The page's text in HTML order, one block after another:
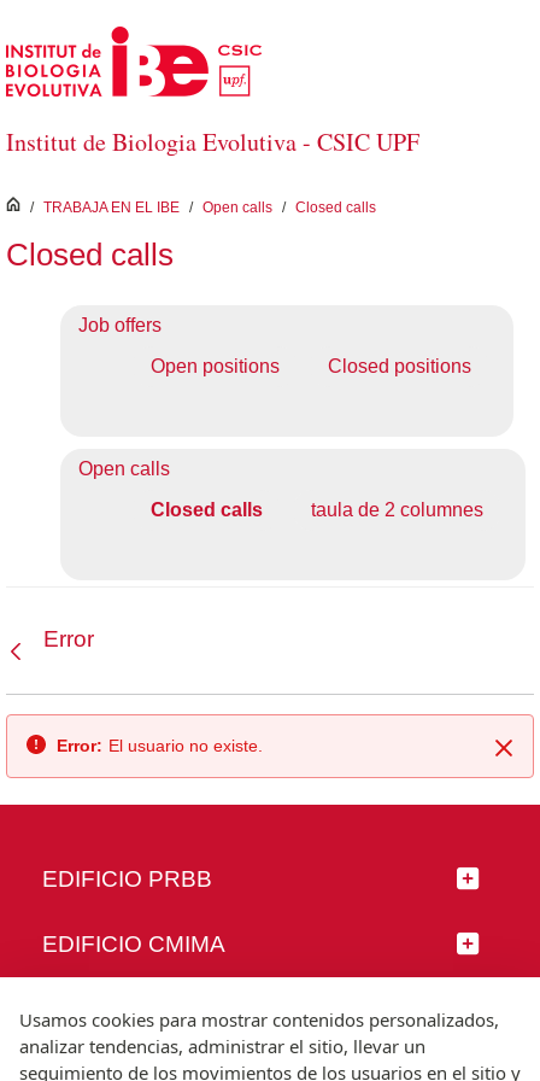
Saltar al contenido principal
Institut de Biologia Evolutiva - CSIC UPF
inici
/ TRABAJA EN EL IBE / Open calls / Closed calls
Closed calls
Job offers
Open positions
Closed positions
Open calls
Closed calls
taula de 2 columnes
Error
Error: El usuario no existe.
EDIFICIO PRBB
EDIFICIO CMIMA
SÍGUENOS
Usamos cookies para mostrar contenidos personalizados,
analizar tendencias, administrar el sitio, llevar un
seguimiento de los movimientos de los usuarios en el sitio y